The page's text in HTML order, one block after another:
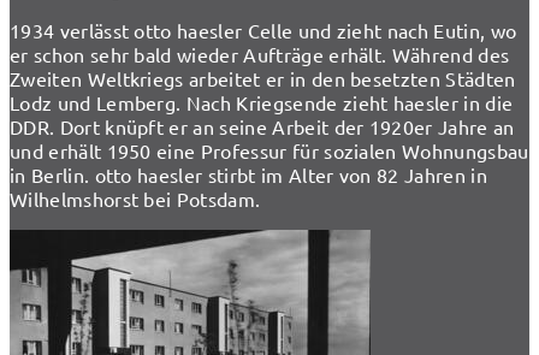
1934 verlässt otto haesler Celle und zieht nach Eutin, wo
er schon sehr bald wieder Aufträge erhält. Während des
Zweiten Weltkriegs arbeitet er in den besetzten Städten
Lodz und Lemberg. Nach Kriegsende zieht haesler in die
DDR. Dort knüpft er an seine Arbeit der 1920er Jahre an
und erhält 1950 eine Professur für sozialen Wohnungsbau
in Berlin. otto haesler stirbt im Alter von 82 Jahren in
Wilhelmshorst bei Potsdam.